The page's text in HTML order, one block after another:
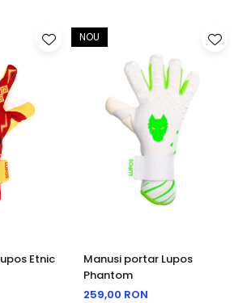
Etnic
NOU
Manusi portar Lupos
Phantom
259,00 RON